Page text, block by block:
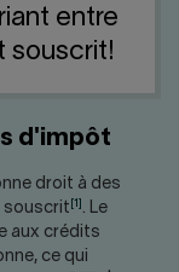
presse
entre
souscrit!
d'impôt
droit à des
souscrit
. Le
aux crédits
ce qui